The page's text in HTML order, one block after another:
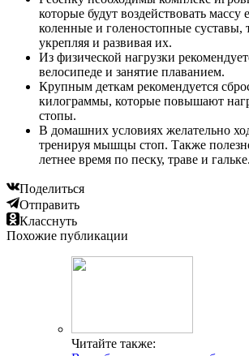
которые будут воздействовать массу
коленные и голеностопные суставы,
укрепляя и развивая их.
Из физической нагрузки
велосипеде и занятие плаванием.
Крупным деткам рекомендуется
килограммы, которые повышают
стопы.
В домашних условиях желательно
тренируя мышцы стоп. Также
летнее время по песку, траве и гальке.
Поделиться
Отправить
Класснуть
Похожие публикации
Читайте также: